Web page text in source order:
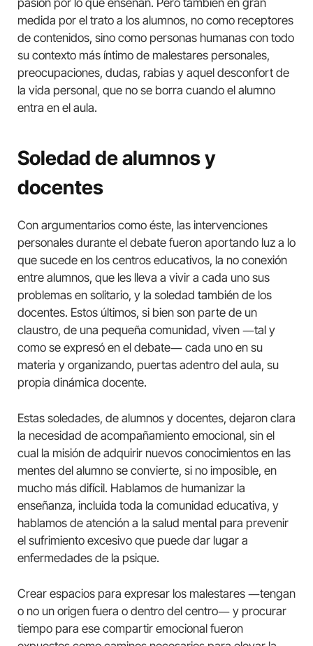
pasión por lo que enseñan. Pero también en gran
medida por el trato a los alumnos, no como receptores
de contenidos, sino como personas humanas con todo
su contexto más íntimo de malestares personales,
preocupaciones, dudas, rabias y aquel desconfort de
la vida personal, que no se borra cuando el alumno
entra en el aula.
Soledad de alumnos y
docentes
Con argumentarios como éste, las intervenciones
personales durante el debate fueron aportando luz a lo
que sucede en los centros educativos, la no conexión
entre alumnos, que les lleva a vivir a cada uno sus
problemas en solitario, y la soledad también de los
docentes. Estos últimos, si bien son parte de un
claustro, de una pequeña comunidad, viven ―tal y
como se expresó en el debate― cada uno en su
materia y organizando, puertas adentro del aula, su
propia dinámica docente.
Estas soledades, de alumnos y docentes, dejaron clara
la necesidad de acompañamiento emocional, sin el
cual la misión de adquirir nuevos conocimientos en las
mentes del alumno se convierte, si no imposible, en
mucho más difícil. Hablamos de humanizar la
enseñanza, incluida toda la comunidad educativa, y
hablamos de atención a la salud mental para prevenir
el sufrimiento excesivo que puede dar lugar a
enfermedades de la psique.
Crear espacios para expresar los malestares ―tengan
o no un origen fuera o dentro del centro― y procurar
tiempo para ese compartir emocional fueron